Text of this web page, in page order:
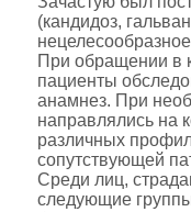
(кандидоз,
При обращении в
пациенты
анамнез. При
направлялись на
различных
сопутствующей
Среди лиц,
следующие